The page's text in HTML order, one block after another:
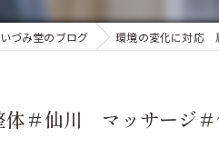
いづみ堂のブログ 環境の変化に対応
＃仙川 マッサージ